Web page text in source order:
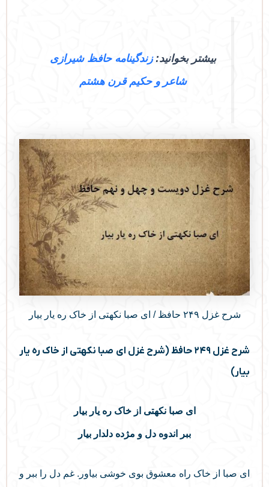
بیشتر بخوانید:زندگینامه حافظ شیرازی
شاعر و حکیم قرن هشتم
شرح غزل ۲۴۹ حافظ / ای صبا نکهتی از خاک ره یار بیار
شرح غزل ۲۴۹ حافظ (شرح غزل ای صبا نکهتی از خاک ره یار
بیار)
ای صبا نکهتی از خاک ره یار بیار
ببر اندوه دل و مژده دلدار بیار
ای صبا از خاک راه معشوق بوی خوشی بیاور. غم دل را ببر و